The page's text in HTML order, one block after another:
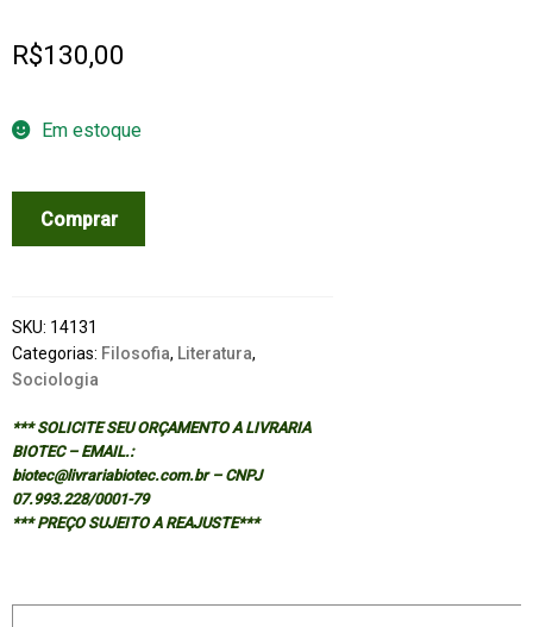
R$130,00
Em estoque
COMPANION
THE
quantidade
Comprar
SKU: 14131
Categorias: Filosofia, Literatura,
Sociologia
*** SOLICITE SEU ORÇAMENTO A LIVRARIA
BIOTEC – EMAIL.:
biotec@livrariabiotec.com.br – CNPJ
07.993.228/0001-79
*** PREÇO SUJEITO A REAJUSTE***